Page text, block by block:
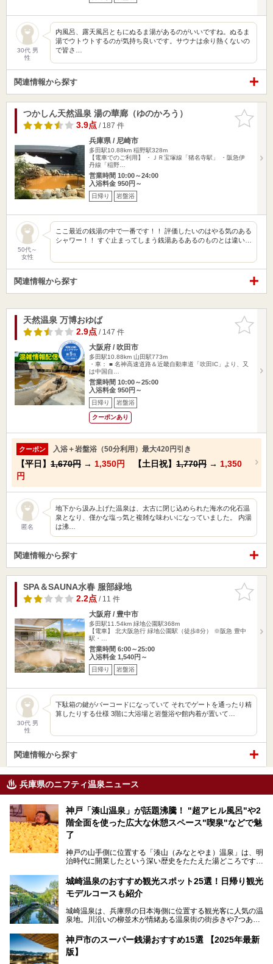
30代 男
性
内風呂、露天風呂ともにぬるま湯があるのがいいですね。ぬるま
湯でウトウトするのが気持ち良いです。サウナは余り熱くないの
で皆さ…
関連情報から探す
お気に入
りに追加
つかしん天然温泉 湯の華廊（ゆのかろう）
3.9点/ 187 件
兵庫県 / 尼崎市
多田駅10.88km 稲野駅328m
【電車でのご利用】 ・ＪＲ宝塚線「猪名寺駅」 ・阪急伊
丹線「稲野…
営業時間 10:00～24:00
入浴料金 950円～
日帰り 岩盤浴
50代～
女性
ここ最近の銭湯の中で一番です！！ 評価したいのはやる気のある
シャワー！！ すぐ止まってしまう銭湯あるあるのものとは違い…
関連情報から探す
お気に入
りに追加
天然温泉 万博おゆば
2.9点/ 147 件
大阪府 / 吹田市
多田駅10.88km 山田駅773m
・車： ■ 名神高速道路＆近畿自動車道「吹田IC」より、又
は中国自…
営業時間 10:00～25:00
入浴料金 950円～
日帰り 岩盤浴
クーポンあり
クーポン 入浴＋岩盤浴（50分利用）最大420円引き
【平日】 1,670円 → 1,350円 【土日祝】 1,770円 → 1,350
円
匿名
地下から汲み上げた温泉は、太古に閉じ込められた海水の化石温
泉となり、僅かな塩っ気と複雑な味わいになっていました。 内湯
は沸…
関連情報から探す
お気に入
りに追加
SPA＆SAUNA水春 服部緑地
2.2点/ 11 件
大阪府 / 豊中市
多田駅11.54km 緑地公園駅368m
【電車】 北大阪急行 緑地公園駅（徒歩8分） ※阪急 豊中
駅・…
営業時間 6:00～25:00
入浴料金 1,540円～
日帰り 岩盤浴
30代 男
性
下駄箱の鍵がバーコードになっていて それでゲートを通ったり精
算したりする仕様 3階に大浴場と岩盤浴や館内着が置いて…
関連情報から探す
兵庫県のニフティ温泉ニュース
神戸「湊山温泉」が話題沸騰！ "超アヒル風呂"や2
階全面を使った広大な休憩スペース"喫泉"などで魅
了
神戸の山手側に位置する「湊山（みなとやま）温泉」は、明
治時代に開業したという深い歴史をたたえた湯どころです。
っぱいに浮かぶアヒルちゃん。さらに、ゆったりくつろげて
コワーキングも可能な休憩スペースも人気に。斬新な企画や
設備で人々をアッと驚かせる湊山温泉の魅力をリポートしま
城崎温泉のおすすめ観光スポット25選！日帰り観光
モデルコースも紹介
城崎温泉は、兵庫県の日本海側に位置する観光客に人気の温
泉地。川沿いの柳並木が情緒ある温泉街の街歩きや7つある
られています。鉄道の駅から温泉街が近く、歩いて回るのに
ちょうどよい規模で、日帰りでの訪問にもおすすめです。
神戸市のスーパー銭湯おすすめ15選 【2025年最新
版】